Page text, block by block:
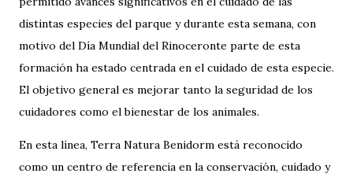
distintas especies del parque y durante esta semana, con
motivo del Día Mundial del Rinoceronte parte de esta
formación ha estado centrada en el cuidado de esta especie.
El objetivo general es mejorar tanto la seguridad de los
cuidadores como el bienestar de los animales.
En esta línea, Terra Natura Benidorm está reconocido
como un centro de referencia en la conservación, cuidado y